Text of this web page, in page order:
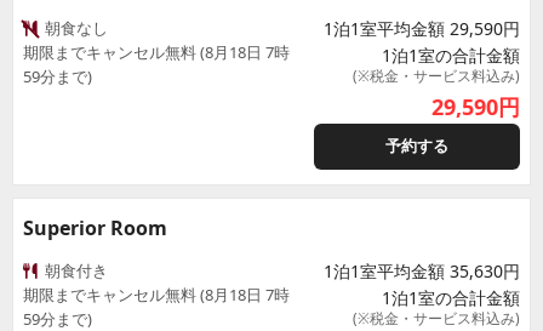
朝食なし
期限までキャンセル無料 (8月18日 7時
59分まで)
1泊1室平均金額 29,590円
1泊1室の合計金額
(※税金・サービス料込み)
29,590円
予約する
Superior Room
朝食付き
期限までキャンセル無料 (8月18日 7時
59分まで)
1泊1室平均金額 35,630円
1泊1室の合計金額
(※税金・サービス料込み)